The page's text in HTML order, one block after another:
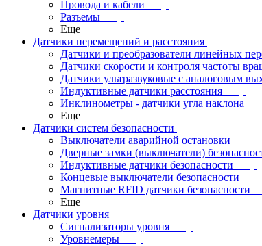
Провода и кабели
Разъемы
Еще
Датчики перемещений и расстояния
Датчики и преобразователи линейных
Датчики скорости и контроля частоты
Датчики ультразвуковые с аналоговым
Индуктивные датчики расстояния
Инклинометры - датчики угла наклона
Еще
Датчики систем безопасности
Выключатели аварийной остановки
Дверные замки (выключатели)
Индуктивные датчики безопасности
Концевые выключатели безопасности
Магнитные RFID датчики безопасности
Еще
Датчики уровня
Сигнализаторы уровня
Уровнемеры